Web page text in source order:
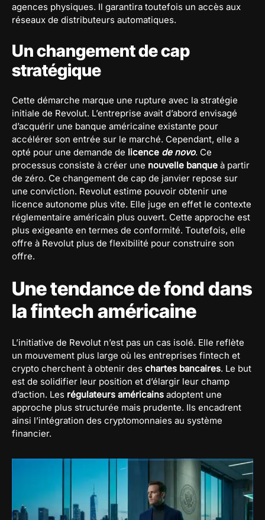
agences physiques. Il garantira toutefois un accès aux
réseaux de distributeurs automatiques.
Un changement de cap
stratégique
Cette démarche marque une rupture avec la stratégie
initiale de Revolut. L’entreprise avait d’abord envisagé
d’acquérir une banque américaine existante pour
accélérer son entrée sur le marché. Cependant, elle a
opté pour une demande de licence de novo. Ce
processus consiste à créer une nouvelle banque à partir
de zéro. Ce changement de cap de janvier repose sur
une conviction. Revolut estime pouvoir obtenir une
licence autonome plus vite. Elle juge en effet le contexte
réglementaire américain plus ouvert. Cette approche est
plus exigeante en termes de conformité. Toutefois, elle
offre à Revolut plus de flexibilité pour construire son
offre.
Une tendance de fond dans
la fintech américaine
L’initiative de Revolut n’est pas un cas isolé. Elle reflète
un mouvement plus large où les entreprises fintech et
crypto cherchent à obtenir des chartes bancaires. Le but
est de solidifier leur position et d’élargir leur champ
d’action. Les régulateurs américains adoptent une
approche plus structurée mais prudente. Ils encadrent
ainsi l’intégration des cryptomonnaies au système
financier.